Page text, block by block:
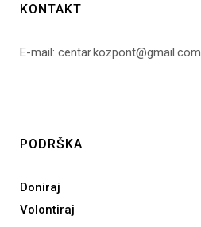
KONTAKT
E-mail: centar.kozpont@gmail.com
PODRŠKA
Doniraj
Volontiraj